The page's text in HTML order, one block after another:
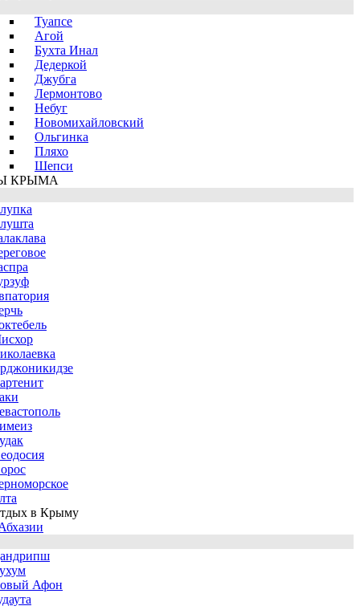
Туапсе
Агой
Бухта Инал
Дедеркой
Джубга
Лермонтово
Небуг
Новомихайловский
Ольгинка
Пляхо
Шепси
КРЫМА
в Крыму
Афон